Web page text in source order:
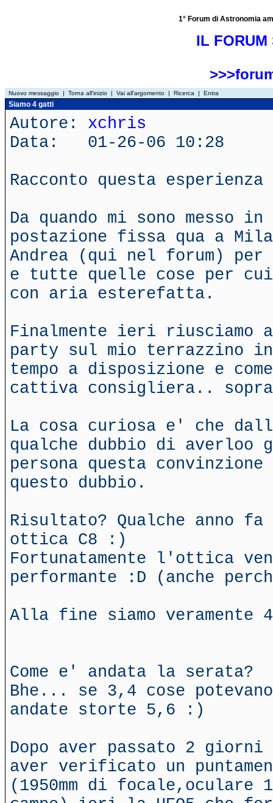
1° Forum di Astronomia
IL FORUM
Nuovo messaggio | Torna all'inizio | Vai all'argomento | Ricerca | Entra
Siamo 4 gatti
Autore: xchris
Data: 01-26-06 10:28
Racconto questa
Da quando mi sono messo
postazione fissa qua a
Andrea (qui nel forum) per
e tutte quelle cose per
con aria esterefatta.
Finalmente ieri riusciamo
party sul mio terrazzino
tempo a disposizione e
cattiva consigliera..
La cosa curiosa e' che
qualche dubbio di averloo
persona questa
questo dubbio.
Risultato? Qualche anno
ottica C8 :)
Fortunatamente l'ottica
performante :D (anche
Alla fine siamo veramente
Come e' andata la serata?
Bhe... se 3,4 cose
andate storte 5,6 :)
Dopo aver passato 2 giorni
aver verificato un
(1950mm di focale,oculare